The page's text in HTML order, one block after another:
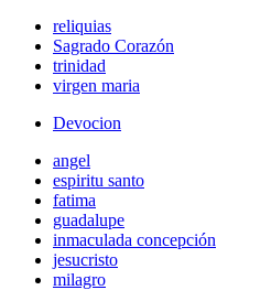
reliquias
Sagrado Corazón
trinidad
virgen maria
Devocion
angel
espiritu santo
fatima
guadalupe
inmaculada concepción
jesucristo
milagro